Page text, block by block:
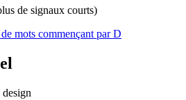
de signaux courts)
mots commençant par D